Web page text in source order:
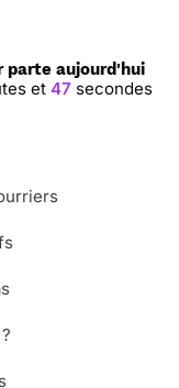
parte aujourd'hui
et 46 secondes